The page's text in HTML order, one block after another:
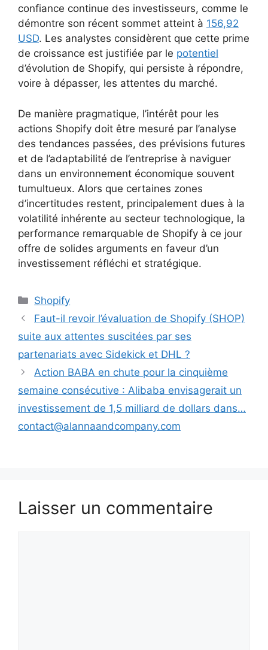
confiance continue des investisseurs, comme le
démontre son récent sommet atteint à 156,92
USD. Les analystes considèrent que cette prime
de croissance est justifiée par le potentiel
d’évolution de Shopify, qui persiste à répondre,
voire à dépasser, les attentes du marché.
De manière pragmatique, l’intérêt pour les
actions Shopify doit être mesuré par l’analyse
des tendances passées, des prévisions futures
et de l’adaptabilité de l’entreprise à naviguer
dans un environnement économique souvent
tumultueux. Alors que certaines zones
d’incertitudes restent, principalement dues à la
volatilité inhérente au secteur technologique, la
performance remarquable de Shopify à ce jour
offre de solides arguments en faveur d’un
investissement réfléchi et stratégique.
Catégories
Shopify
Faut-il revoir l’évaluation de Shopify (SHOP)
suite aux attentes suscitées par ses
partenariats avec Sidekick et DHL ?
Action BABA en chute pour la cinquième
semaine consécutive : Alibaba envisagerait un
investissement de 1,5 milliard de dollars dans…
contact@alannaandcompany.com
Laisser un commentaire